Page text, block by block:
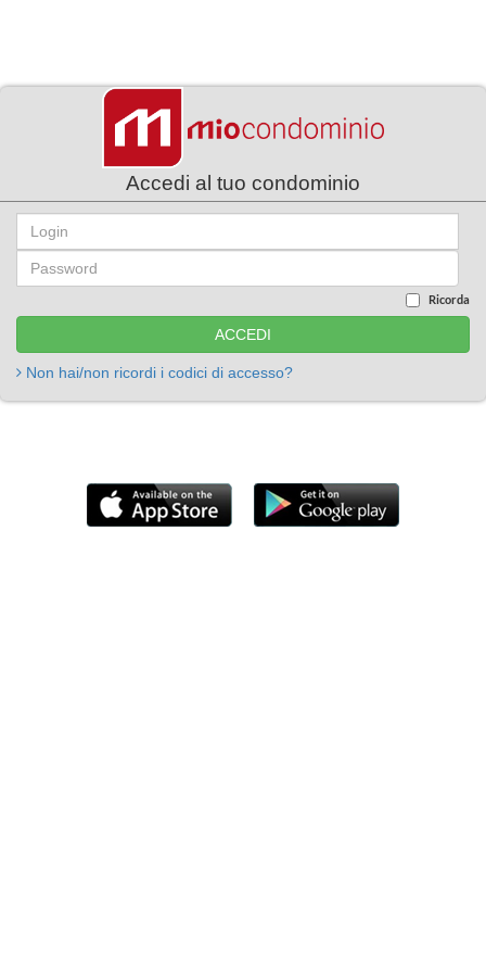
Accedi al tuo condominio
Ricorda
Non hai/non ricordi i codici di accesso?